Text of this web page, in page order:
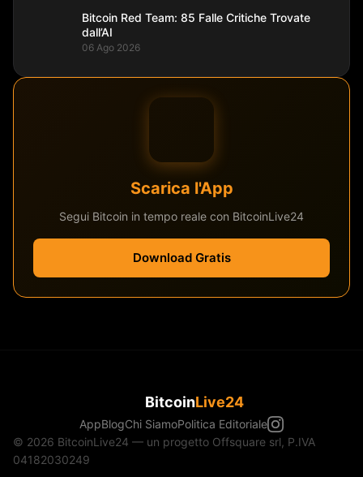
Bitcoin Red Team: 85 Falle Critiche Trovate
dall’AI
06 Ago 2026
Scarica l'App
Segui Bitcoin in tempo reale con BitcoinLive24
Download Gratis
BitcoinLive24
AppBlogChi SiamoPolitica Editoriale
© 2026 BitcoinLive24 — un progetto Offsquare srl, P.IVA
04182030249